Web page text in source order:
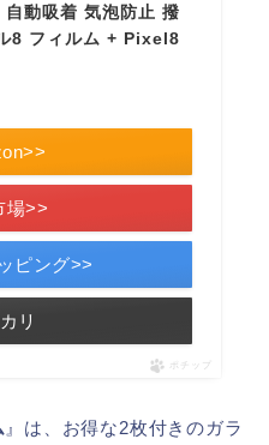
動吸着 気泡防止 撥
8 フィルム + Pixel8
場>>
ピング>>
リ
ポチップ
』は、お得な2枚付きのガラ